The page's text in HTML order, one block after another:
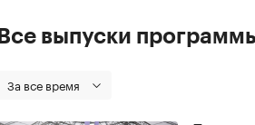
Все выпуски
За все время